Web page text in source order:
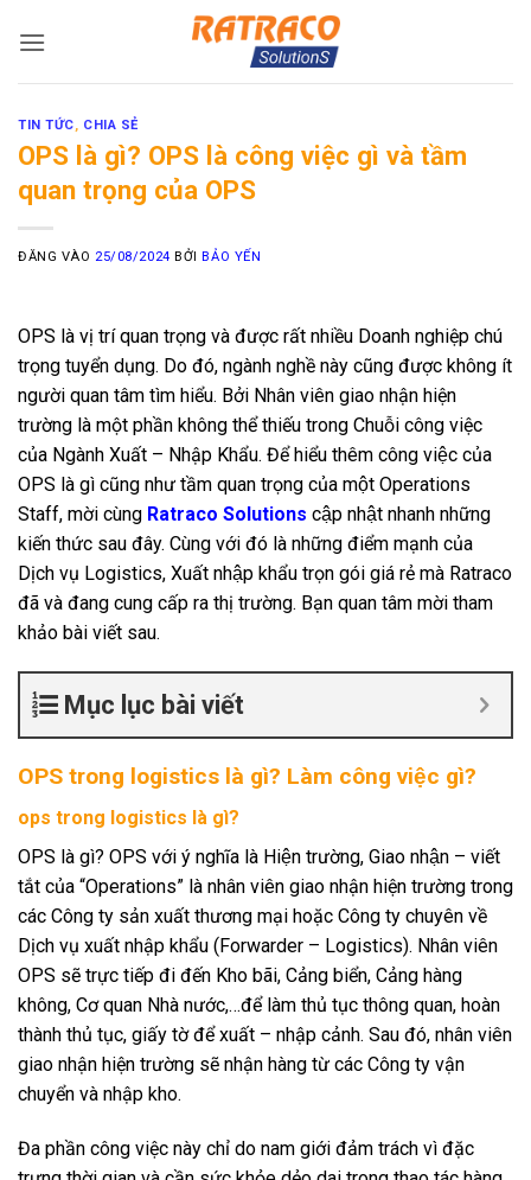
qua
TIN TỨC, CHIA SẺ
OPS là gì? OPS là công việc gì và tầm
quan trọng của OPS
ĐĂNG VÀO 25/08/2024 BỞIBẢO YẾN
OPS là vị trí quan trọng và được rất nhiều Doanh nghiệp chú
trọng tuyển dụng. Do đó, ngành nghề này cũng được không ít
người quan tâm tìm hiểu. Bởi Nhân viên giao nhận hiện
trường là một phần không thể thiếu trong Chuỗi công việc
của Ngành Xuất – Nhập Khẩu. Để hiểu thêm công việc của
OPS là gì cũng như tầm quan trọng của một Operations
Staff, mời cùng Ratraco Solutions cập nhật nhanh những
kiến thức sau đây. Cùng với đó là những điểm mạnh của
Dịch vụ Logistics, Xuất nhập khẩu trọn gói giá rẻ mà Ratraco
đã và đang cung cấp ra thị trường. Bạn quan tâm mời tham
khảo bài viết sau.
Mục lục bài viết
OPS trong logistics là gì? Làm công việc gì?
ops trong logistics là gì?
OPS là gì? OPS với ý nghĩa là Hiện trường, Giao nhận – viết
tắt của “Operations” là nhân viên giao nhận hiện trường trong
các Công ty sản xuất thương mại hoặc Công ty chuyên về
Dịch vụ xuất nhập khẩu (Forwarder – Logistics). Nhân viên
OPS sẽ trực tiếp đi đến Kho bãi, Cảng biển, Cảng hàng
không, Cơ quan Nhà nước,…để làm thủ tục thông quan, hoàn
thành thủ tục, giấy tờ để xuất – nhập cảnh. Sau đó, nhân viên
giao nhận hiện trường sẽ nhận hàng từ các Công ty vận
chuyển và nhập kho.
Đa phần công việc này chỉ do nam giới đảm trách vì đặc